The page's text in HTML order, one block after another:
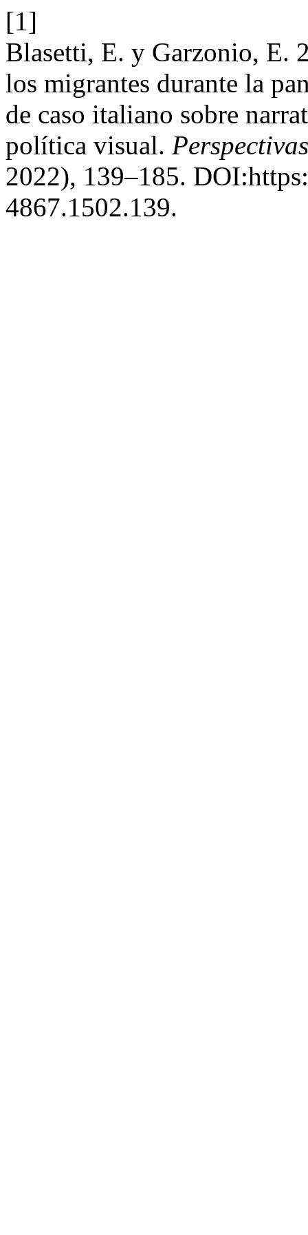
[1]
Blasetti, E. y Garzonio, E.
los migrantes durante la
de caso italiano sobre
política visual.
2022), 139–185.
4867.1502.139.